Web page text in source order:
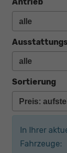
Sortierung
In Ihrer
Fahrzeuge: